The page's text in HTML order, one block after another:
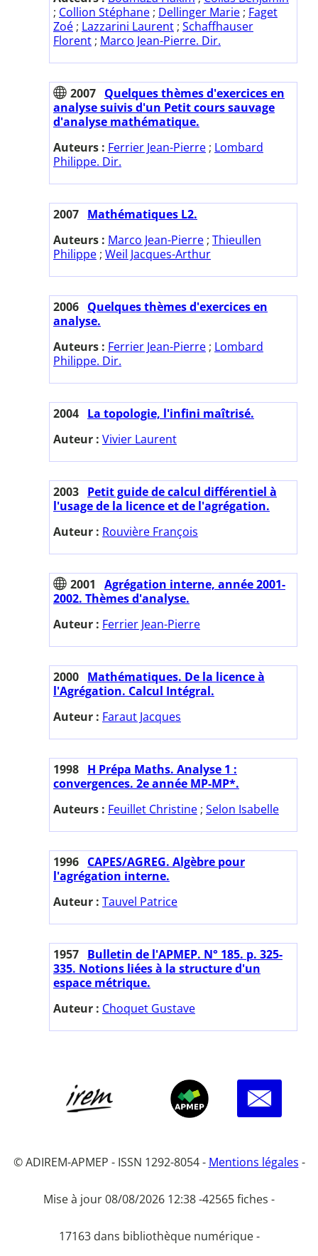
; Collion Stéphane ; Dellinger Marie ; Faget
Zoé ; Lazzarini Laurent ; Schaffhauser
Florent ; Marco Jean-Pierre. Dir.
2007 Quelques thèmes d'exercices en
analyse suivis d'un Petit cours sauvage
d'analyse mathématique.
Auteurs : Ferrier Jean-Pierre ; Lombard
Philippe. Dir.
2007 Mathématiques L2.
Auteurs : Marco Jean-Pierre ; Thieullen
Philippe ; Weil Jacques-Arthur
2006 Quelques thèmes d'exercices en
analyse.
Auteurs : Ferrier Jean-Pierre ; Lombard
Philippe. Dir.
2004 La topologie, l'infini maîtrisé.
Auteur : Vivier Laurent
2003 Petit guide de calcul différentiel à
l'usage de la licence et de l'agrégation.
Auteur : Rouvière François
2001
Agrégation interne, année 2001-
2002. Thèmes d'analyse.
Auteur : Ferrier Jean-Pierre
2000 Mathématiques. De la licence à
l'Agrégation. Calcul Intégral.
Auteur : Faraut Jacques
1998 H Prépa Maths. Analyse 1 :
convergences. 2e année MP-MP*.
Auteurs : Feuillet Christine ; Selon Isabelle
1996 CAPES/AGREG. Algèbre pour
l'agrégation interne.
Auteur : Tauvel Patrice
1957 Bulletin de l'APMEP. N° 185. p. 325-
335. Notions liées à la structure d'un
espace métrique.
Auteur : Choquet Gustave
© ADIREM-APMEP - ISSN 1292-8054 - Mentions légales -
Mise à jour 08/08/2026 12:38 -42565 fiches -
17163 dans bibliothèque numérique -